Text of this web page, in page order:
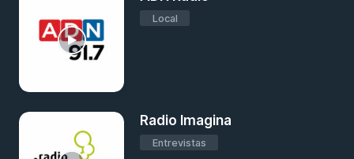
Local
Radio Imagina
Entrevistas